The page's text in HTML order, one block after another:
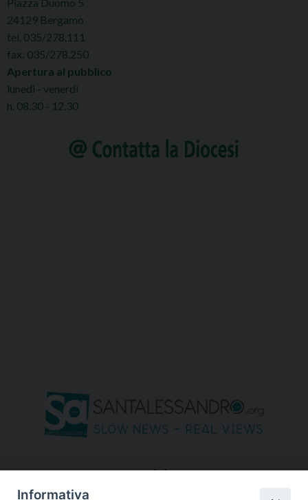
24129 Bergamo
tel. 035/278.111
fax: 035/278.250
Apertura al pubblico
lunedì - venerdì
h. 08.30 - 12.30
seguici su
Informativa